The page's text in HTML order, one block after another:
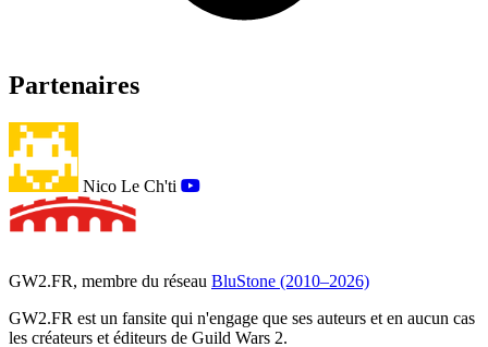
Partenaires
Nico Le Ch'ti
GW2.FR, membre du réseau BluStone (2010–2026)
GW2.FR est un fansite qui n'engage que ses auteurs et en aucun cas
les créateurs et éditeurs de Guild Wars 2.